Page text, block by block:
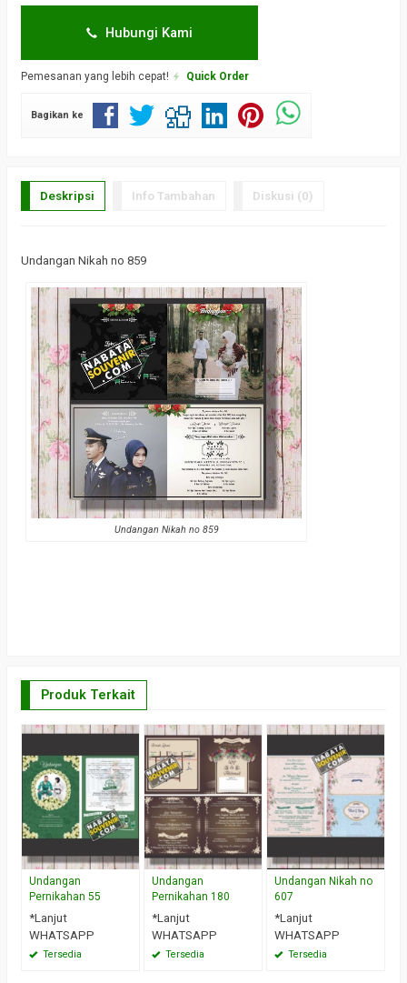
Hubungi Kami
Pemesanan yang lebih cepat! Quick Order
Bagikan ke
Deskripsi Info Tambahan Diskusi (0)
Undangan Nikah no 859
Undangan Nikah no 859
Produk Terkait
Undangan
Pernikahan 55
*Lanjut
WHATSAPP
Tersedia
Undangan
Pernikahan 180
*Lanjut
WHATSAPP
Tersedia
Undangan Nikah no
607
*Lanjut
WHATSAPP
Tersedia